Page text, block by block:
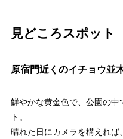
見どころスポット
原宿門近くのイチョウ並
鮮やかな黄金色で、公園の中
ト。
晴れた日にカメラを構えれ